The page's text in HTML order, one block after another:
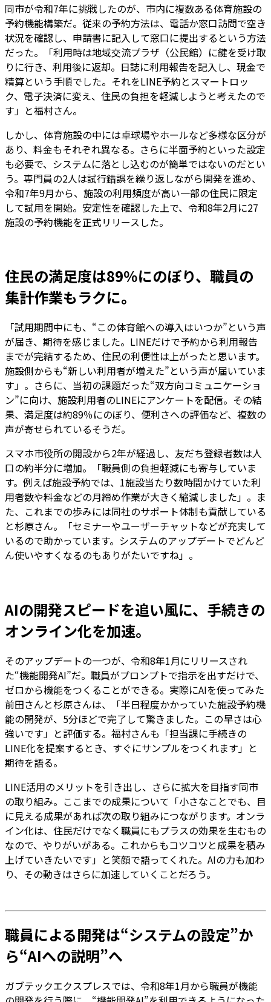
同市が令和7年に挑戦したのが、市内に複数ある体育施設の
予約機能構築だ。従来の予約方法は、電話か窓口訪問で空き
状況を確認し、申請書に記入して窓口に提出するという方法
だった。「利用時は地域交流プラザ（公民館）に鍵を受け取
りに行き、利用後に返却。日誌に利用報告を記入し、現金で
精算という手順でした。それをLINE予約とスマートロッ
ク、電子決済に変え、住民の負担を軽減しようと考えたので
す」と福村さん。
しかし、体育施設の中には卓球場やホールなど多様な区分が
あり、料金もそれぞれ異なる。さらに半面予約といった設定
も必要で、システムに落とし込むのが簡単ではないのだとい
う。専門員の2人は試行錯誤を繰り返しながら開発を進め、
令和7年9月から、施設の利用頻度が高い一部の住民に限定
して試用を開始。安定性を確認した上で、令和8年2月に27
施設の予約機能を正式リリースした。
住民の満足度は89％にのぼり、職員の
集計作業もラクに。
「試用期間中にも、“この体育館への導入はいつか”という声
が届き、期待を感じました。LINEだけで予約から利用報告
までが完結するため、住民の利便性は上がったと思います。
施設側からも“新しい利用者が増えた”という声が届いていま
す」。さらに、当初の課題だった“双方向コミュニケーショ
ン”に向け、施設利用者のLINEにアンケートを配信。その結
果、満足度は約89％にのぼり、便利さへの評価など、複数の
声が寄せられているそうだ。
スマホ市役所の開設から2年が経過し、友だち登録者数は人
口の約半分に増加。「職員側の負担軽減にも寄与していま
す。例えば施設予約では、1施設当たり数時間かけていた利
用者数や料金などの月締め作業が大きく縮減しました」。ま
た、これまでの歩みには同社のサポート体制も貢献している
と杉原さん。「セミナーやユーザーチャットなどが充実して
いるので助かっています。システムのアップデートでどんど
ん使いやすくなるのもありがたいですね」。
AIの開発スピードを追い風に、手続きの
オンライン化を加速。
そのアップデートの一つが、令和8年1月にリリースされ
た“機能開発AI”だ。職員がプロンプトで指示を出すだけで、
ゼロから機能をつくることができる。実際にAIを使ってみた
前田さんと杉原さんは、「半日程度かかっていた施設予約機
能の開発が、5分ほどで完了して驚きました。この早さは心
強いです」と評価する。福村さんも「担当課に手続きの
LINE化を提案するとき、すぐにサンプルをつくれます」と
期待を語る。
LINE活用のメリットを引き出し、さらに拡大を目指す同市
の取り組み。ここまでの成果について「小さなことでも、目
に見える成果があれば次の取り組みにつながります。オンラ
イン化は、住民だけでなく職員にもプラスの効果を生むもの
なので、やりがいがある。これからもコツコツと成果を積み
上げていきたいです」と笑顔で語ってくれた。AIの力も加わ
り、その動きはさらに加速していくことだろう。
職員による開発は“システムの設定”か
ら“AIへの説明”へ
ガブテックエクスプレスでは、令和8年1月から職員が機能